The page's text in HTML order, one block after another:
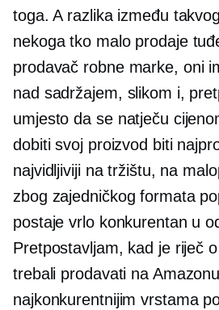
toga. A razlika između
nekoga tko malo prodaje
prodavač robne marke, oni
nad sadržajem, slikom i,
umjesto da se natječu
dobiti svoj proizvod biti
najvidljiviji na tržištu, na
zbog zajedničkog formata
postaje vrlo konkurentan u
Pretpostavljam, kad je riječ
trebali prodavati na
najkonkurentnijim vrstama